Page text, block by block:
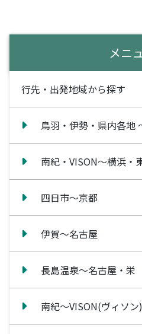
メニ
行先・出発地域から探す
鳥羽・伊勢・県内各地
南紀・VISON～横浜・
四日市～京都
伊賀～名古屋
長島温泉～名古屋・栄
南紀～VISON(ヴィソ